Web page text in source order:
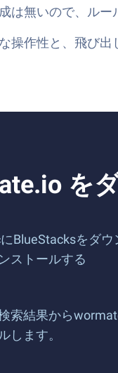
は無いので、ル
操作性と、飛び
を
BlueStacksをダウ
ストールする
索結果から
します。